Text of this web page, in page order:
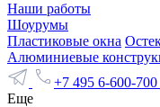
Наши работы
Шоурумы
Пластиковые окна
Алюминиевые
+7 495 6-600-700
Еще